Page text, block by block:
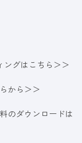
ングはこちら＞＞
から＞＞
のダウンロードは